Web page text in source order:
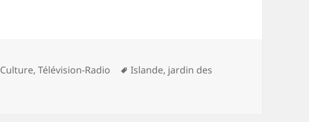
Catégories
Culture,Télévision-Radio
Mots-
Islande, jardin des